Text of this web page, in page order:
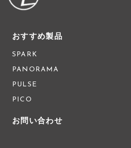
おすすめ製品
SPARK
PANORAMA
PULSE
PICO
お問い合わせ